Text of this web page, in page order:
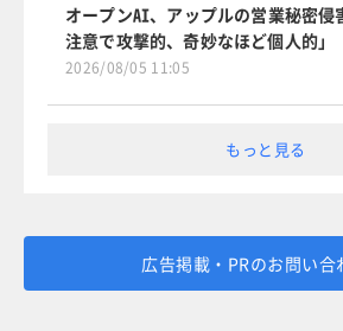
オープンAI、アップルの営業秘密侵
注意で攻撃的、奇妙なほど個人的」
2026/08/05 11:05
もっと見る
広告掲載・PRのお問い合